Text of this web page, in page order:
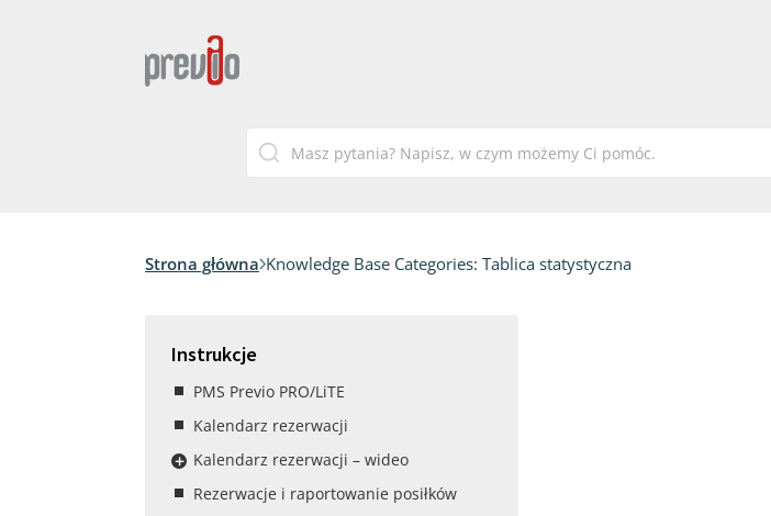
Strona główna Knowledge Base Categories: Tablica statystyczna
Instrukcje
PMS Previo PRO/LiTE
Kalendarz rezerwacji
Kalendarz rezerwacji – wideo
Rezerwacje i raportowanie posiłków